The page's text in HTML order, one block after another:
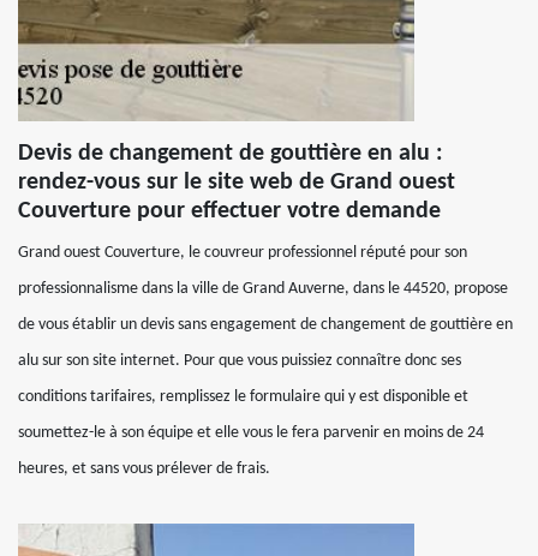
Devis de changement de gouttière en alu :
rendez-vous sur le site web de Grand ouest
Couverture pour effectuer votre demande
Grand ouest Couverture, le couvreur professionnel réputé pour son
professionnalisme dans la ville de Grand Auverne, dans le 44520, propose
de vous établir un devis sans engagement de changement de gouttière en
alu sur son site internet. Pour que vous puissiez connaître donc ses
conditions tarifaires, remplissez le formulaire qui y est disponible et
soumettez-le à son équipe et elle vous le fera parvenir en moins de 24
heures, et sans vous prélever de frais.